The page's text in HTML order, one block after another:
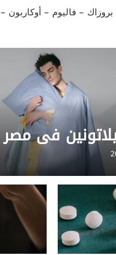
بروزاك – فاليوم –أوكاربون –
في مصر